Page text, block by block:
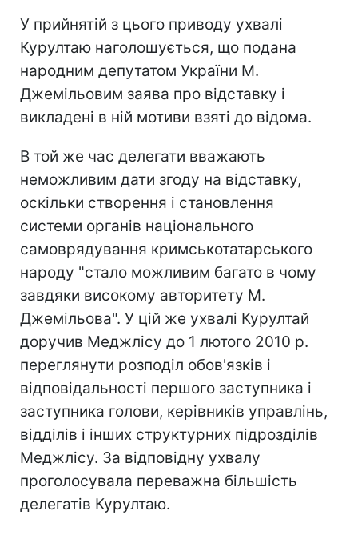
У прийнятій з цього приводу ухвалі
Курултаю наголошується, що подана
народним депутатом України М.
Джемільовим заява про відставку і
викладені в ній мотиви взяті до відома.
В той же час делегати вважають
неможливим дати згоду на відставку,
оскільки створення і становлення
системи органів національного
самоврядування кримськотатарського
народу "стало можливим багато в чому
завдяки високому авторитету М.
Джемільова". У цій же ухвалі Курултай
доручив Меджлісу до 1 лютого 2010 р.
переглянути розподіл обов'язків і
відповідальності першого заступника і
заступника голови, керівників управлінь,
відділів і інших структурних підрозділів
Меджлісу. За відповідну ухвалу
проголосувала переважна більшість
делегатів Курултаю.